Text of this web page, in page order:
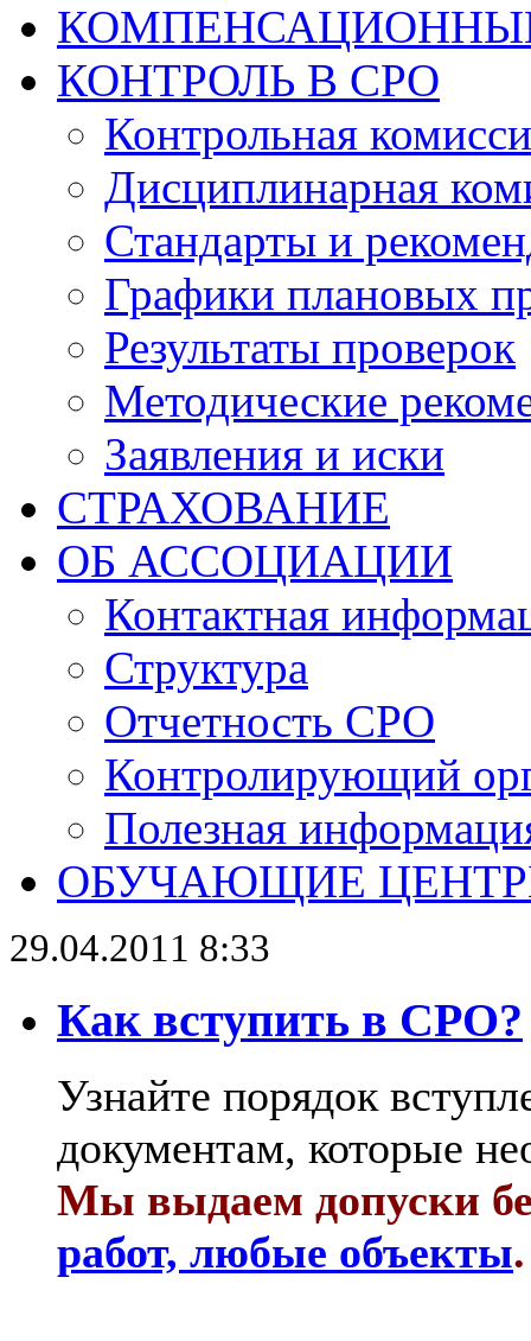
КОНТРОЛЬ В СРО
Контрольная
Дисциплинарная
Стандарты и
Графики плановых
Результаты проверок
Методические
Заявления и иски
СТРАХОВАНИЕ
ОБ АССОЦИАЦИИ
Контактная
Структура
Отчетность СРО
Контролирующий
Полезная
ОБУЧАЮЩИЕ
29.04.2011 8:33
Как вступить в СРО?
Узнайте порядок
документам, которые
Мы выдаем допуски
работ, любые объекты.